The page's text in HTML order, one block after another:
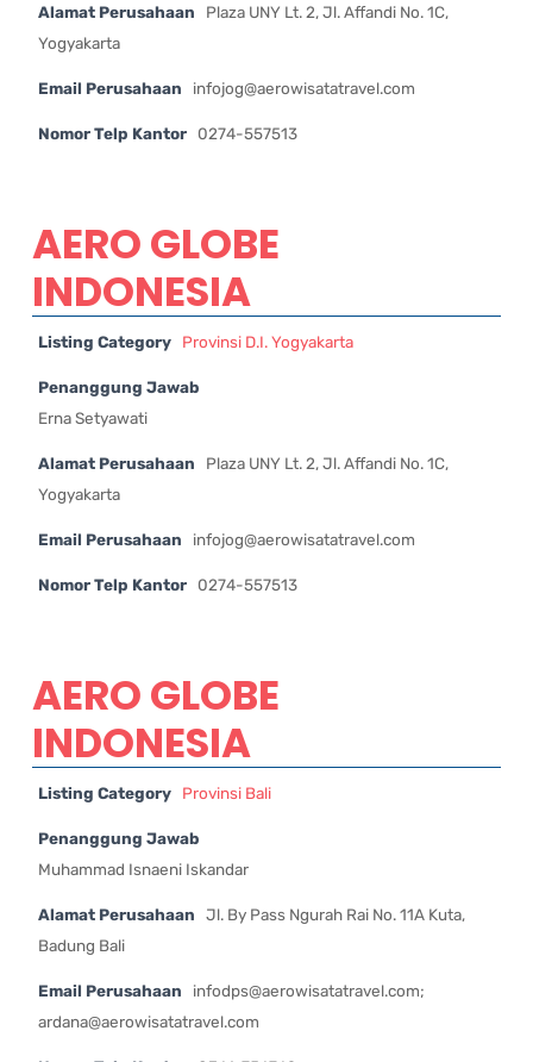
Alamat Perusahaan
Plaza UNY Lt. 2, Jl. Affandi No. 1C,
Yogyakarta
Email Perusahaan infojog@aerowisatatravel.com
Nomor Telp Kantor 0274-557513
AERO GLOBE
INDONESIA
Listing Category Provinsi D.I. Yogyakarta
Penanggung Jawab
Erna Setyawati
Alamat Perusahaan
Plaza UNY Lt. 2, Jl. Affandi No. 1C,
Yogyakarta
Email Perusahaan infojog@aerowisatatravel.com
Nomor Telp Kantor 0274-557513
AERO GLOBE
INDONESIA
Listing Category Provinsi Bali
Penanggung Jawab
Muhammad Isnaeni Iskandar
Alamat Perusahaan
Jl. By Pass Ngurah Rai No. 11A Kuta,
Badung Bali
Email Perusahaan infodps@aerowisatatravel.com;
ardana@aerowisatatravel.com